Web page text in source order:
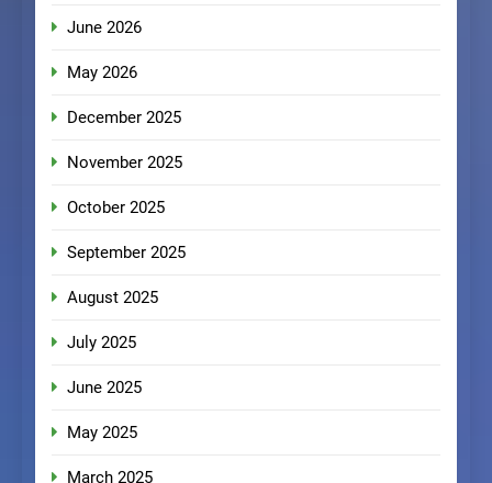
June 2026
May 2026
December 2025
November 2025
October 2025
September 2025
August 2025
July 2025
June 2025
May 2025
March 2025